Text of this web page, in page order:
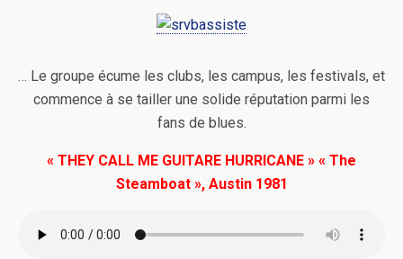
… Le groupe écume les clubs, les campus, les festivals, et
commence à se tailler une solide réputation parmi les
fans de blues.
« THEY CALL ME GUITARE HURRICANE » « The
Steamboat », Austin 1981